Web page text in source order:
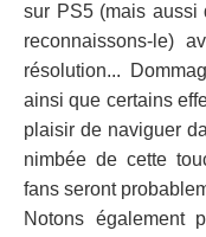
sur PS5 (mais aussi
reconnaissons-le)
résolution...
ainsi que certains
plaisir de naviguer
nimbée de cette
fans seront
Notons également